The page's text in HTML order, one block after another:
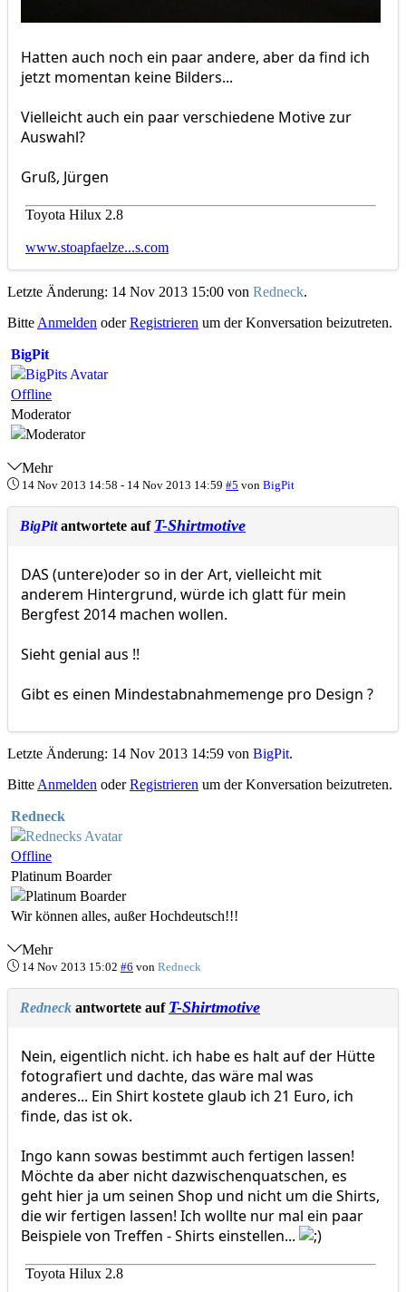
Hatten auch noch ein paar andere, aber da find ich
jetzt momentan keine Bilders...
Vielleicht auch ein paar verschiedene Motive zur
Auswahl?
Gruß, Jürgen
Toyota Hilux 2.8
www.stoapfaelze...s.com
Letzte Änderung: 14 Nov 2013 15:00 von Redneck.
BitteAnmelden oderRegistrieren um der Konversation beizutreten.
BigPit
Offline
Moderator
Mehr
14 Nov 2013 14:58 - 14 Nov 2013 14:59 #5 von BigPit
BigPitantwortete auf T-Shirtmotive
DAS (untere)oder so in der Art, vielleicht mit
anderem Hintergrund, würde ich glatt für mein
Bergfest 2014 machen wollen.
Sieht genial aus !!
Gibt es einen Mindestabnahmemenge pro Design ?
Letzte Änderung: 14 Nov 2013 14:59 von BigPit.
BitteAnmelden oderRegistrieren um der Konversation beizutreten.
Redneck
Offline
Platinum Boarder
Wir können alles, außer Hochdeutsch!!!
Mehr
14 Nov 2013 15:02 #6 von Redneck
Redneck antwortete auf T-Shirtmotive
Nein, eigentlich nicht. ich habe es halt auf der Hütte
fotografiert und dachte, das wäre mal was
anderes... Ein Shirt kostete glaub ich 21 Euro, ich
finde, das ist ok.
Ingo kann sowas bestimmt auch fertigen lassen!
Möchte da aber nicht dazwischenquatschen, es
geht hier ja um seinen Shop und nicht um die Shirts,
die wir fertigen lassen! Ich wollte nur mal ein paar
Beispiele von Treffen - Shirts einstellen...
Toyota Hilux 2.8